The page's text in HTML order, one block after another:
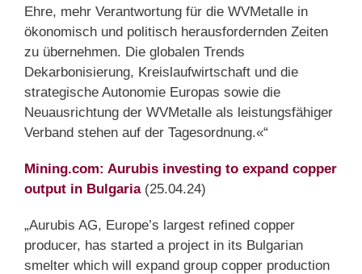
Ehre, mehr Verantwortung für die WVMetalle in
ökonomisch und politisch herausfordernden Zeiten
zu übernehmen. Die globalen Trends
Dekarbonisierung, Kreislaufwirtschaft und die
strategische Autonomie Europas sowie die
Neuausrichtung der WVMetalle als leistungsfähiger
Verband stehen auf der Tagesordnung.«“
Mining.com: Aurubis investing to expand copper
output in Bulgaria(25.04.24)
„Aurubis AG, Europe’s largest refined copper
producer, has started a project in its Bulgarian
smelter which will expand group copper production